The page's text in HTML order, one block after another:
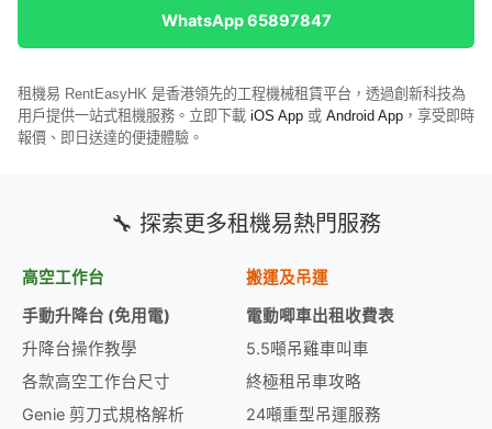
WhatsApp 65897847
租機易 RentEasyHK 是香港領先的工程機械租賃平台，透過創新科技為
用戶提供一站式租機服務。立即下載 iOS App 或 Android App ，享受即時
報價、即日送達的便捷體驗。
🔧 探索更多租機易熱門服務
高空工作台
手動升降台 (免用電)
升降台操作教學
各款高空工作台尺寸
Genie 剪刀式規格解析
搬運及吊運
電動唧車出租收費表
5.5噸吊雞車叫車
終極租吊車攻略
24噸重型吊運服務